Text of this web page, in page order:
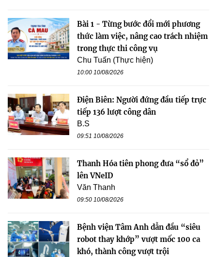
Bài 1 - Từng bước đổi mới phương
thức làm việc, nâng cao trách nhiệm
trong thực thi công vụ
Chu Tuấn (Thực hiện)
10:00 10/08/2026
Điện Biên: Người đứng đầu tiếp trực
tiếp 136 lượt công dân
B.S
09:51 10/08/2026
Thanh Hóa tiên phong đưa “sổ đỏ”
lên VNeID
Văn Thanh
09:50 10/08/2026
Bệnh viện Tâm Anh dẫn đầu “siêu
robot thay khớp” vượt mốc 100 ca
khó, thành công vượt trội